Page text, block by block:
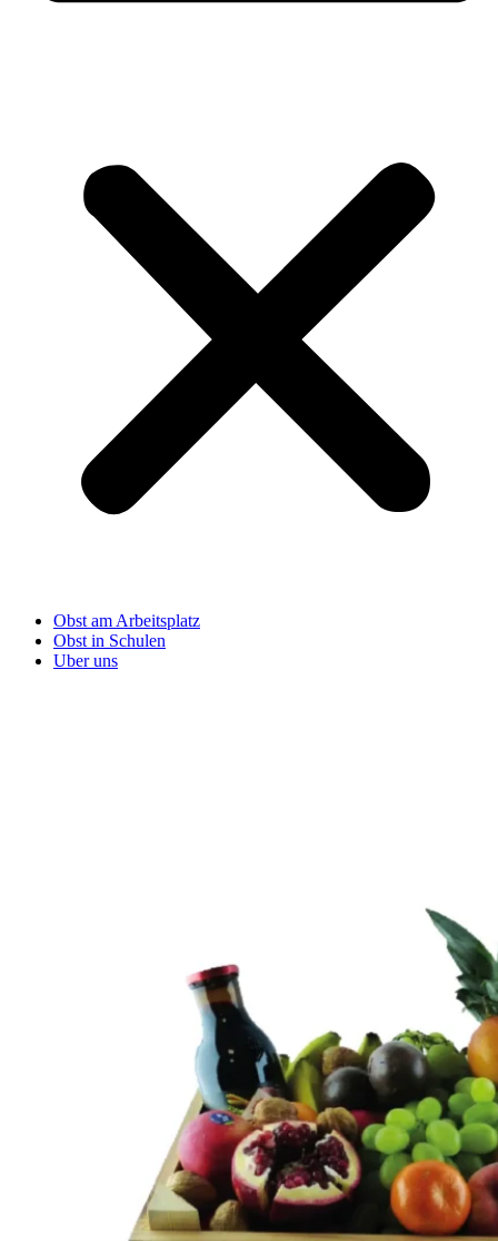
Obst am Arbeitsplatz
Obst in Schulen
Uber uns